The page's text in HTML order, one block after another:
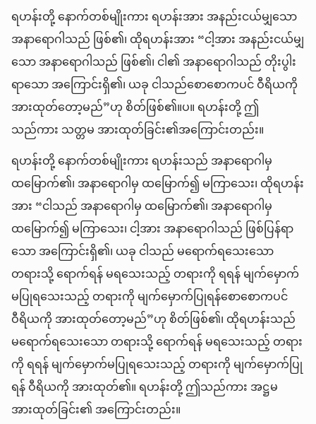
ရဟန်းတို့ နောက်တစ်မျိုးကား ရဟန်းအား အနည်းငယ်မျှသော
အနာရောဂါသည် ဖြစ်၏၊ ထိုရဟန်းအား “ငါ့အား အနည်းငယ်မျှ
သော အနာရောဂါသည် ဖြစ်၏၊ ငါ၏ အနာရောဂါသည် တိုးပွါး
ရာသော အကြောင်းရှိ၏၊ ယခု ငါသည်စောစောကပင် ဝီရိယကို
အားထုတ်တော့မည်”ဟု စိတ်ဖြစ်၏။ပ။ ရဟန်းတို့ ဤ
သည်ကား သတ္တမ အားထုတ်ခြင်း၏အကြောင်းတည်း။
ရဟန်းတို့ နောက်တစ်မျိုးကား ရဟန်းသည် အနာရောဂါမှ
ထမြောက်၏၊ အနာရောဂါမှ ထမြောက်၍ မကြာသေး၊ ထိုရဟန်း
အား “ငါသည် အနာရောဂါမှ ထမြောက်၏၊ အနာရောဂါမှ
ထမြောက်၍ မကြာသေး၊ ငါ့အား အနာရောဂါသည် ဖြစ်ပြန်ရာ
သော အကြောင်းရှိ၏၊ ယခု ငါသည် မရောက်ရသေးသော
တရားသို့ ရောက်ရန် မရသေးသည့် တရားကို ရရန် မျက်မှောက်
မပြုရသေးသည့် တရားကို မျက်မှောက်ပြုရန်စောစောကပင်
ဝီရိယကို အားထုတ်တော့မည်”ဟု စိတ်ဖြစ်၏၊ ထိုရဟန်းသည်
မရောက်ရသေးသော တရားသို့ ရောက်ရန် မရသေးသည့် တရား
ကို ရရန် မျက်မှောက်မပြုရသေးသည့် တရားကို မျက်မှောက်ပြု
ရန် ဝီရိယကို အားထုတ်၏။ ရဟန်းတို့ ဤသည်ကား အဋ္ဌမ
အားထုတ်ခြင်း၏ အကြောင်းတည်း။